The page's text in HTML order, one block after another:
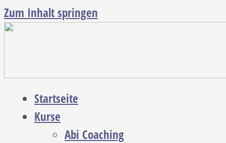
Zum Inhalt springen
Startseite
Kurse
Abi Coaching